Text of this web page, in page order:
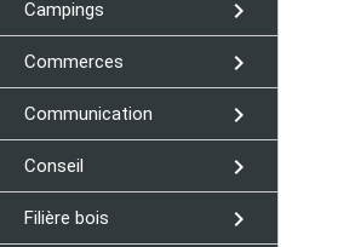
Campings navigate_next
Commerces navigate_next
Communication navigate_next
Conseil navigate_next
Filière bois navigate_next